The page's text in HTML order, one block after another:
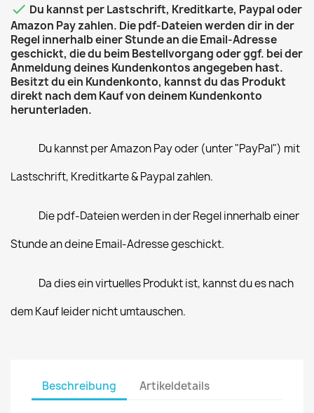
 Du kannst per Lastschrift, Kreditkarte, Paypal oder
Amazon Pay zahlen. Die pdf-Dateien werden dir in der
Regel innerhalb einer Stunde an die Email-Adresse
geschickt, die du beim Bestellvorgang oder ggf. bei der
Anmeldung deines Kundenkontos angegeben hast.
Besitzt du ein Kundenkonto, kannst du das Produkt
direkt nach dem Kauf von deinem Kundenkonto
herunterladen.
Du kannst per Amazon Pay oder (unter "PayPal") mit
Lastschrift, Kreditkarte & Paypal zahlen.
Die pdf-Dateien werden in der Regel innerhalb einer
Stunde an deine Email-Adresse geschickt.
Da dies ein virtuelles Produkt ist, kannst du es nach
dem Kauf leider nicht umtauschen.
Beschreibung Artikeldetails